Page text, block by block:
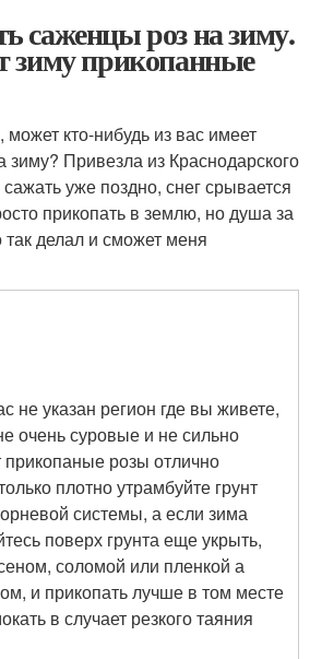
саженцы роз на зиму.
зиму прикопанные
кто-нибудь из вас имеет
зиму? Привезла из Краснодарского
сажать уже поздно, снег срывается
прикопать в землю, но душа за
делал и сможет меня
не указан регион где вы живете,
очень суровые и не сильно
прикопаные розы отлично
плотно утрамбуйте грунт
системы, а если зима
поверх грунта еще укрыть,
соломой или пленкой а
и прикопать лучше в том месте
в случает резкого таяния